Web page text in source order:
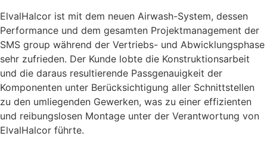
ElvalHalcor ist mit dem neuen Airwash-System, dessen
Performance und dem gesamten Projektmanagement der
SMS group während der Vertriebs- und Abwicklungsphase
sehr zufrieden. Der Kunde lobte die Konstruktionsarbeit
und die daraus resultierende Passgenauigkeit der
Komponenten unter Berücksichtigung aller Schnittstellen
zu den umliegenden Gewerken, was zu einer effizienten
und reibungslosen Montage unter der Verantwortung von
ElvalHalcor führte.